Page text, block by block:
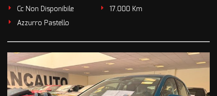
Cc Non Disponibile
17.000 Km
Azzurro Pastello